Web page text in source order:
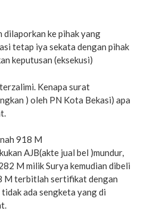
dilaporkan ke pihak yang
tetap iya sekata dengan pihak
keputusan (eksekusi)
Kenapa surat
) oleh PN Kota Bekasi) apa
918 M
AJB(akte jual bel )mundur,
M milik Surya kemudian dibeli
M terbitlah sertifikat dengan
ada sengketa yang di